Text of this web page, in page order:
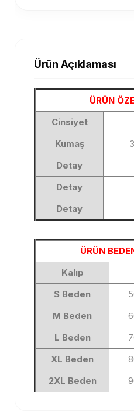
Ürün Açıklaması
ÜRÜN
Cinsiyet
Kumaş
Detay
Detay
Detay
ÜRÜN
Kalıp
S Beden
M Beden
L Beden
XL Beden
2XL Beden